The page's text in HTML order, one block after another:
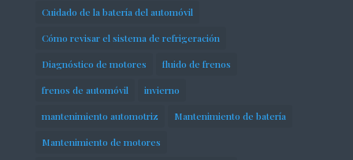
Cuidado de la batería del automóvil
Cómo revisar el sistema de refrigeración
Diagnóstico de motores fluido de frenos
frenos de automóvil invierno
mantenimiento automotriz Mantenimiento de batería
Mantenimiento de motores